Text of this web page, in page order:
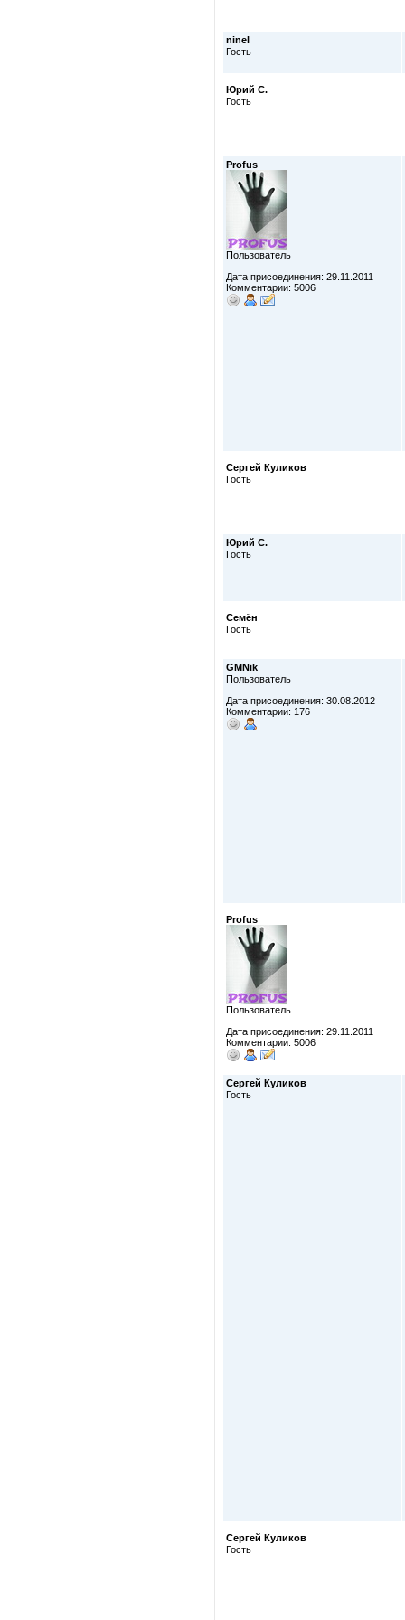
ninel
Гость
Юрий С.
Гость
Profus
Пользователь
Дата присоединения: 29.11.2011
Комментарии: 5006
Сергей Куликов
Гость
Юрий С.
Гость
Семён
Гость
GMNik
Пользователь
Дата присоединения: 30.08.2012
Комментарии: 176
Profus
Пользователь
Дата присоединения: 29.11.2011
Комментарии: 5006
Сергей Куликов
Гость
Сергей Куликов
Гость